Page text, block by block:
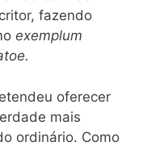
fazendo
exemplum
oferecer
mais
ordinário. Como